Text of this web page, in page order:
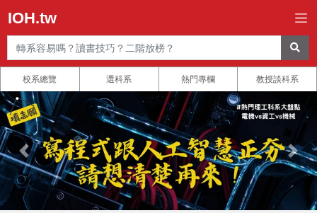
IOH.tw
校系總覽 選科系 熱門專欄 教授談科系